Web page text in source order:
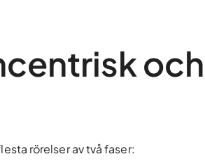
rörelser av två faser: